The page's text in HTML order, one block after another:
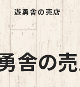
遊勇舎の売店
舎の